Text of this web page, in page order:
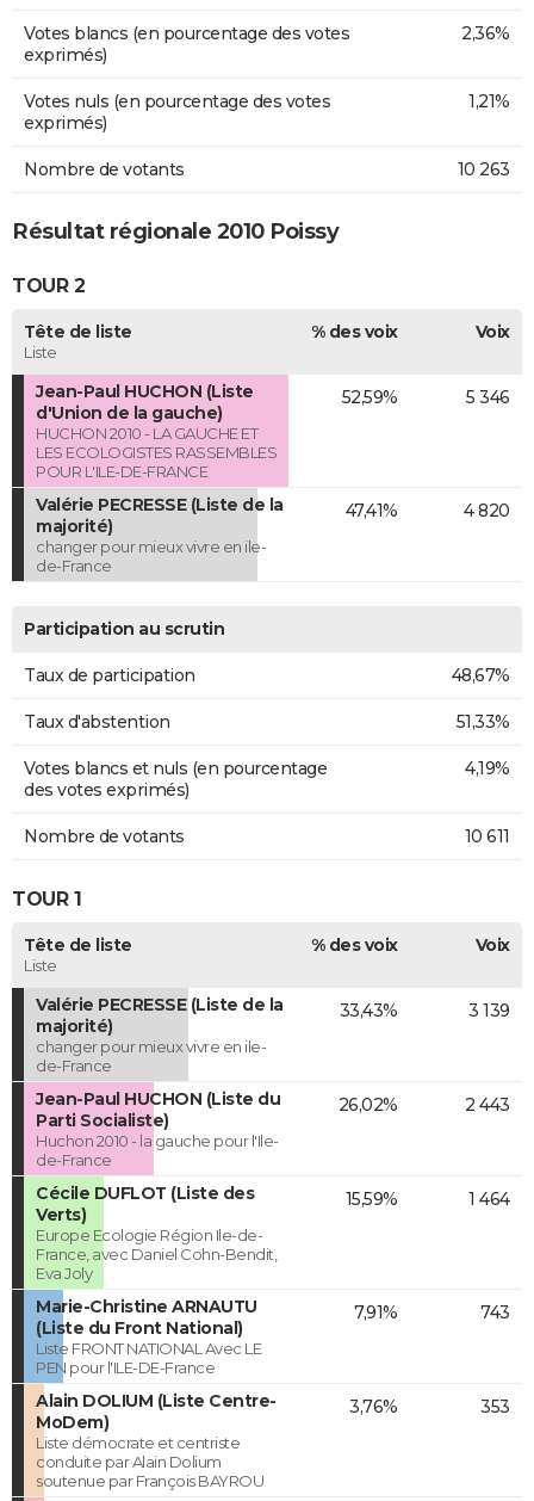
Votes blancs (en pourcentage des votes
exprimés)
2,36%
Votes nuls (en pourcentage des votes
exprimés)
1,21%
Nombre de votants 10 263
Résultat régionale 2010 Poissy
TOUR 2
Tête de liste
Liste
% des voix Voix
Jean-Paul HUCHON (Liste
d'Union de la gauche)
HUCHON 2010 - LA GAUCHE ET
LES ECOLOGISTES RASSEMBLES
POUR L'ILE-DE-FRANCE
52,59% 5 346
Valérie PECRESSE (Liste de la
majorité)
changer pour mieux vivre en ile-
de-France
47,41% 4 820
Participation au scrutin
Taux de participation 48,67%
Taux d'abstention 51,33%
Votes blancs et nuls (en pourcentage
des votes exprimés)
4,19%
Nombre de votants 10 611
TOUR 1
Tête de liste
Liste
% des voix Voix
Valérie PECRESSE (Liste de la
majorité)
changer pour mieux vivre en ile-
de-France
33,43% 3 139
Jean-Paul HUCHON (Liste du
Parti Socialiste)
Huchon 2010 - la gauche pour l'Ile-
de-France
26,02% 2 443
Cécile DUFLOT (Liste des
Verts)
Europe Ecologie Région Ile-de-
France, avec Daniel Cohn-Bendit,
Eva Joly
15,59% 1 464
Marie-Christine ARNAUTU
(Liste du Front National)
Liste FRONT NATIONAL Avec LE
PEN pour l'ILE-DE-France
7,91% 743
Alain DOLIUM (Liste Centre-
MoDem)
Liste démocrate et centriste
conduite par Alain Dolium
soutenue par François BAYROU
3,76% 353